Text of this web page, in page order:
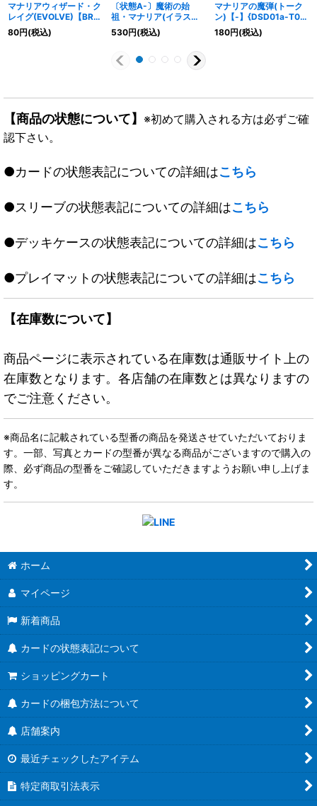
マナリアウィザード・ク
レイグ(EVOLVE)【BR】
{BP02-047}《ウィッ
チ》
80円(税込)
〔状態A-〕魔術の始
祖・マナリア(イラスト
違い)【PR】{PR-364}
《ウィッチ》
530円(税込)
マナリアの魔弾(トーク
ン)【-】{DSD01a-T01}
《ウィッチ》
180円(税込)
【商品の状態について】 ※初めて購入される方は必ずご確
認下さい。
●カードの状態表記についての詳細はこちら
●スリーブの状態表記についての詳細はこちら
●デッキケースの状態表記についての詳細はこちら
●プレイマットの状態表記についての詳細はこちら
【在庫数について】
商品ページに表示されている在庫数は通販サイト上の
在庫数となります。各店舗の在庫数とは異なりますの
でご注意ください。
※商品名に記載されている型番の商品を発送させていただいておりま
す。一部、写真とカードの型番が異なる商品がございますので購入の
際、必ず商品の型番をご確認していただきますようお願い申し上げま
す。
ホーム
マイページ
新着商品
カードの状態表記について
ショッピングカート
カードの梱包方法について
店舗案内
最近チェックしたアイテム
特定商取引法表示